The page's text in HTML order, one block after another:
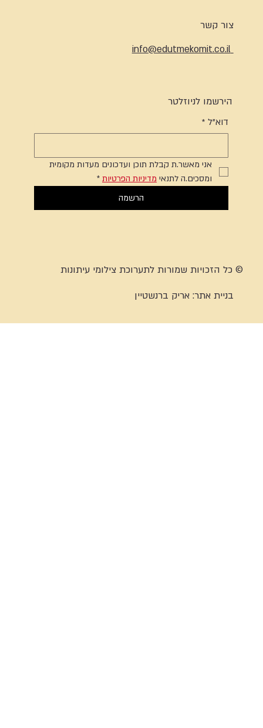
צור קשר
info@edutmekomit.co.il
הירשמו לניוזלטר
דוא"ל *
אני מאשר.ת קבלת תוכן ועדכונים מעדות מקומית
ומסכים.ה לתנאי מדיניות הפרטיות *
הרשמה
© כל הזכויות שמורות לתערוכת צילומי עיתונות
בניית אתר:אריק ברנשטיין